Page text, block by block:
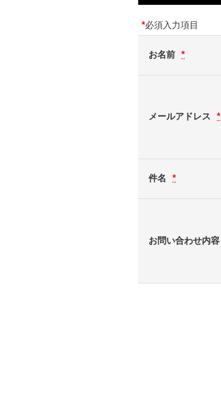
*必須入力項目
お名前 *
メールアドレス *
件名 *
お問い合わせ内容